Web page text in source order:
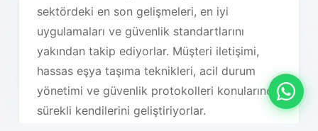
sektördeki en son gelişmeleri, en iyi
uygulamaları ve güvenlik standartlarını
yakından takip ediyorlar. Müşteri iletişimi,
hassas eşya taşıma teknikleri, acil durum
yönetimi ve güvenlik protokolleri konularında
sürekli kendilerini geliştiriyorlar.